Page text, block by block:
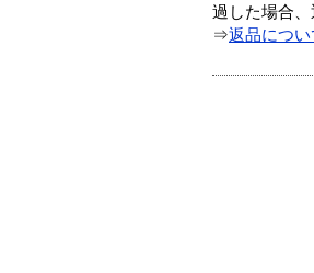
過した場合、
⇒返品につ